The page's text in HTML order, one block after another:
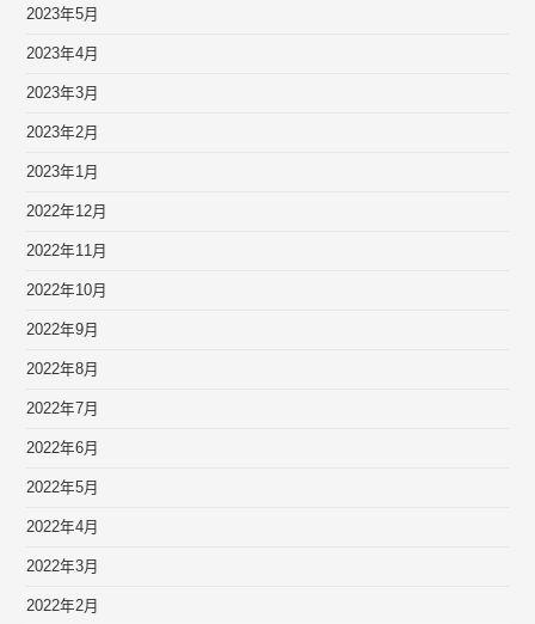
2023年5月
2023年4月
2023年3月
2023年2月
2023年1月
2022年12月
2022年11月
2022年10月
2022年9月
2022年8月
2022年7月
2022年6月
2022年5月
2022年4月
2022年3月
2022年2月